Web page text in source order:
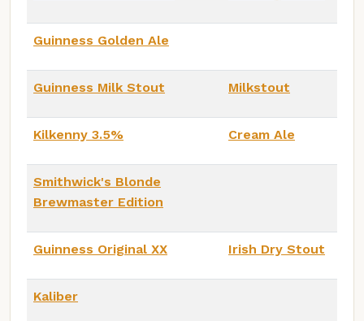
Guinness Golden Ale
Guinness Milk Stout Milkstout
Kilkenny 3.5% Cream Ale
Smithwick's Blonde
Brewmaster Edition
Guinness Original XX Irish Dry Stout
Kaliber